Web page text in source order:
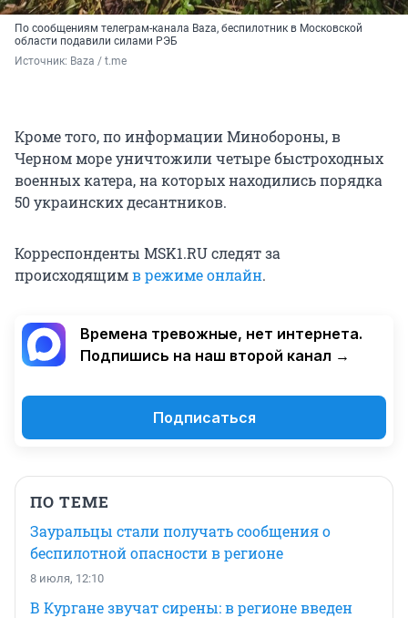
По сообщениям телеграм-канала Baza, беспилотник в Московской
области подавили силами РЭБ
Источник: Baza / t.me
Кроме того, по информации Минобороны, в
Черном море уничтожили четыре быстроходных
военных катера, на которых находились порядка
50 украинских десантников.
Корреспонденты MSK1.RU следят за
происходящимв режиме онлайн.
Времена тревожные, нет интернета.
Подпишись на наш второй канал →
Подписаться
ПО ТЕМЕ
Зауральцы стали получать сообщения о
беспилотной опасности в регионе
8 июля, 12:10
В Кургане звучат сирены: в регионе введен